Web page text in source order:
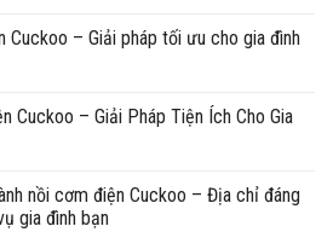
Cuckoo – Giải pháp tối ưu cho gia đình
Cuckoo – Giải Pháp Tiện Ích Cho Gia
nồi cơm điện Cuckoo – Địa chỉ đáng
gia đình bạn